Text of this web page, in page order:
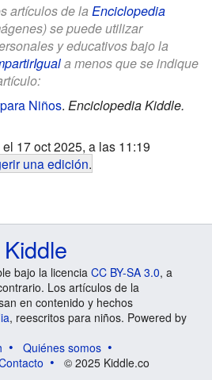
artículos de la Enciclopedia
se puede utilizar
y educativos bajo la
a menos que se indique
Niños. Enciclopedia Kiddle.
17 oct 2025, a las 11:19
una edición.
bajo la licencia CC BY-SA 3.0, a
Los artículos de la
en contenido y hechos
, reescritos para niños. Powered by
Quiénes somos
© 2025 Kiddle.co